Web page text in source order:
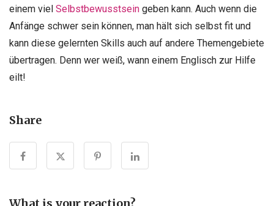
einem viel Selbstbewusstsein geben kann. Auch wenn die
Anfänge schwer sein können, man hält sich selbst fit und
kann diese gelernten Skills auch auf andere Themengebiete
übertragen. Denn wer weiß, wann einem Englisch zur Hilfe
eilt!
Share